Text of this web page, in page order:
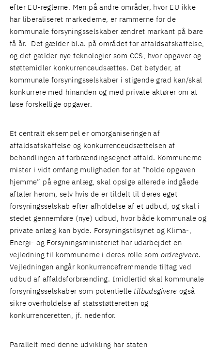
efter EU-reglerne. Men på andre områder, hvor EU ikke
har liberaliseret markederne, er rammerne for de
kommunale forsyningsselskaber ændret markant på bare
få år. Det gælder bl.a. på området for affaldsafskaffelse,
og det gælder nye teknologier som CCS, hvor opgaver og
støttemidler konkurrenceudsættes. Det betyder, at
kommunale forsyningsselskaber i stigende grad kan/skal
konkurrere med hinanden og med private aktører om at
løse forskellige opgaver.
Et centralt eksempel er omorganiseringen af
affaldsafskaffelse og konkurrenceudsættelsen af
behandlingen af forbrændingsegnet affald. Kommunerne
mister i vidt omfang muligheden for at “holde opgaven
hjemme” på egne anlæg, skal opsige allerede indgåede
aftaler herom, selv hvis de er tildelt til deres eget
forsyningsselskab efter afholdelse af et udbud, og skal i
stedet gennemføre (nye) udbud, hvor både kommunale og
private anlæg kan byde. Forsyningstilsynet og Klima-,
Energi- og Forsyningsministeriet har udarbejdet en
vejledning til kommunerne i deres rolle som ordregivere.
Vejledningen angår konkurrencefremmende tiltag ved
udbud af affaldsforbrænding. Imidlertid skal kommunale
forsyningsselskaber som potentielle tilbudsgivere også
sikre overholdelse af statsstøtteretten og
konkurrenceretten, jf. nedenfor.
Parallelt med denne udvikling har staten